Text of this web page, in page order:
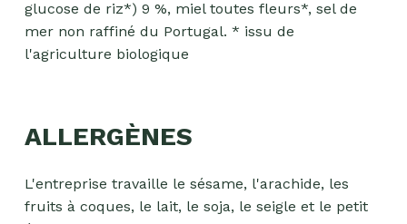
glucose de riz*) 9 %, miel toutes fleurs*, sel de
mer non raffiné du Portugal. * issu de
l'agriculture biologique
ALLERGÈNES
L'entreprise travaille le sésame, l'arachide, les
fruits à coques, le lait, le soja, le seigle et le petit